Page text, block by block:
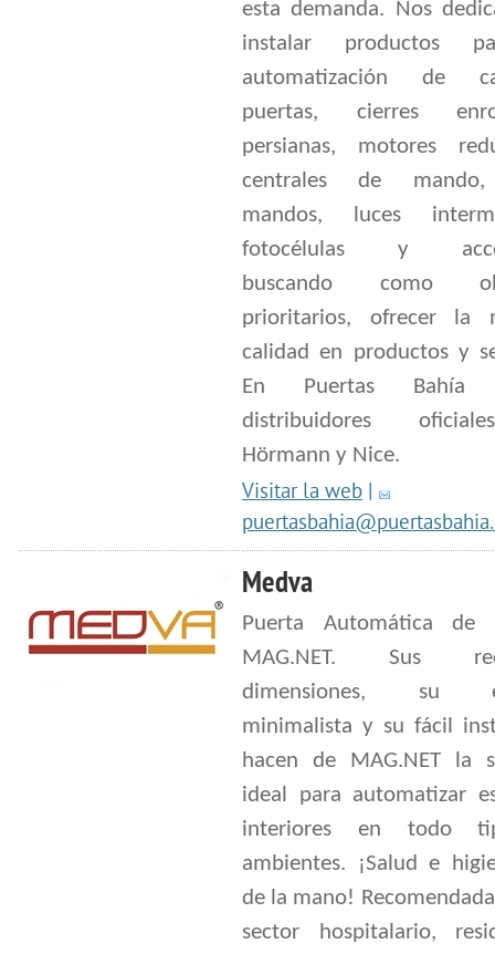
esta demanda. Nos
instalar productos
automatización de
puertas, cierres
persianas, motores
centrales de
mandos, luces
fotocélulas y
buscando como
prioritarios, ofrecer la
calidad en productos y
En Puertas Bahía
distribuidores
Hörmann y Nice.
Visitar la web |
Medva
Puerta Automática de
MAG.NET. Sus
dimensiones, su
minimalista y su fácil
hacen de MAG.NET la
ideal para automatizar
interiores en todo
ambientes. ¡Salud e
de la mano!
sector hospitalario,